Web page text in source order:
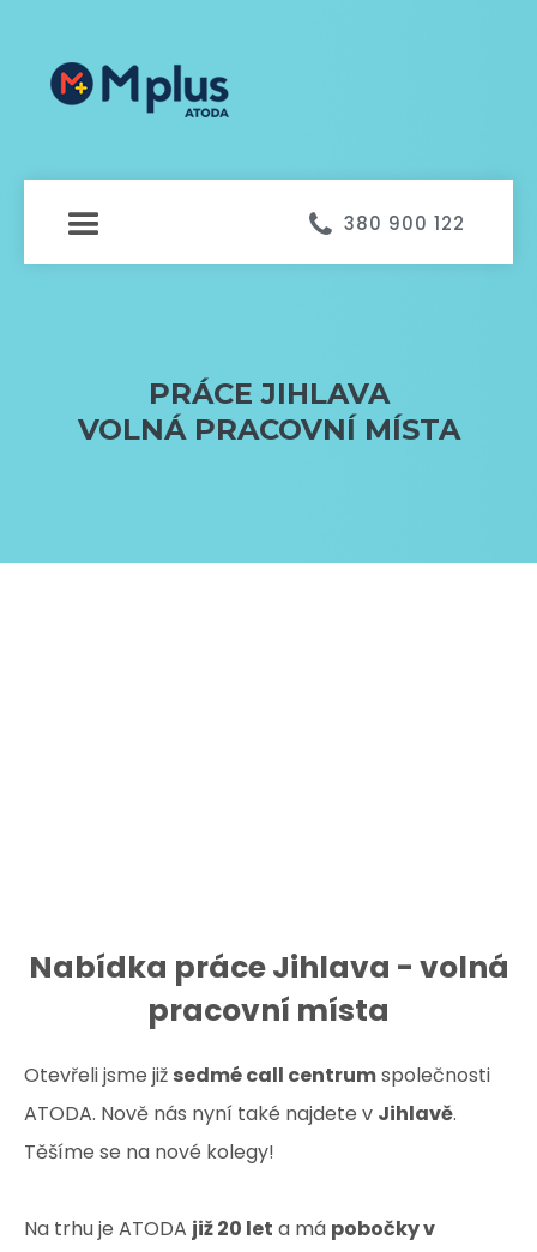
380 900 122

PRÁCE JIHLAVA
VOLNÁ PRACOVNÍ MÍSTA
Nabídka práce Jihlava - volná
pracovní místa
Otevřeli jsme již sedmé call centrumspolečnosti
ATODA. Nově nás nyní také najdete v Jihlavě.
Těšíme se na nové kolegy!
Na trhu je ATODA již 20 let a má pobočky v